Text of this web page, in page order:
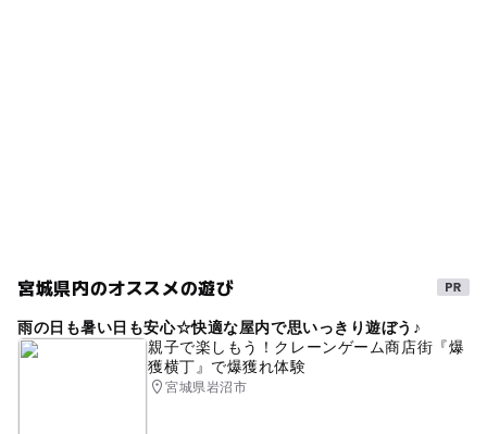
宮城県内のオススメの遊び
雨の日も暑い日も安心☆快適な屋内で思いっきり遊ぼう♪
親子で楽しもう！クレーンゲーム商店街『爆
獲横丁』で爆獲れ体験
宮城県岩沼市